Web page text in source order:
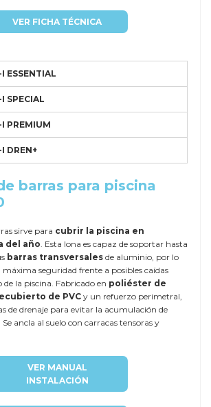
VER FICHA TÉCNICA
SPECIAL
PREMIUM
DREN+
barras para piscina
sirve para cubrir la piscina en
del año. Esta lona es capaz de soportar hasta
barras transversales de aluminio, por lo
seguridad frente a posibles caídas
de la piscina. Fabricado en poliéster de
de PVC y un refuerzo perimetral,
de drenaje para evitar la acumulación de
ancla al suelo con carracas tensoras y
VER MANUAL
INSTALACIÓN